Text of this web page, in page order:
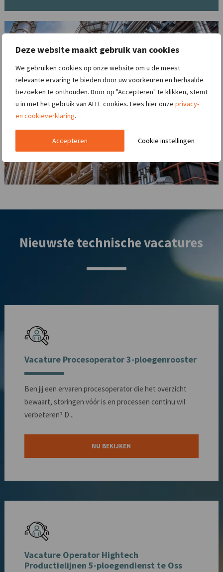
Deze website maakt gebruik van cookies
We gebruiken cookies op onze website om u de meest
relevante ervaring te bieden door uw voorkeuren en herhaalde
bezoeken te onthouden. Door op "Accepteren" te klikken, stemt
u in met het gebruik van ALLE cookies. Lees hier onze privacy-
en cookieverklaring.
Cookie instellingen
Accepteren
Nieuwste technische vacatures
Vacature Procesoperator 3-ploegenrooster
Ben jij een ervaren procesoperator die het overzicht
bewaart, storingen vóór is en processen continu wil
verbeteren? D ..
NU BEKIJKEN
Vacature Operator Hightech
Productielijnen 5-ploegendienst te Oss